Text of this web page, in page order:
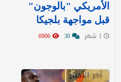
الأمريكي "بالوجون"
قبل مواجهة بلجيكا
آخر الأخبار